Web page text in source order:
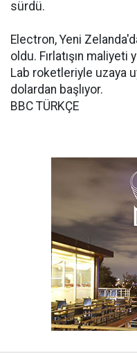
sürdü.
Electron, Yeni
oldu. Fırlatışın
Lab roketleriyle uzaya
dolardan başlıyor.
BBC TÜRKÇE